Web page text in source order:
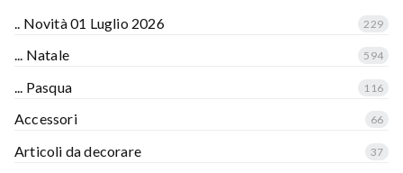
.. Novità 01 Luglio 2026 229
... Natale 594
... Pasqua 116
Accessori 66
Articoli da decorare 37